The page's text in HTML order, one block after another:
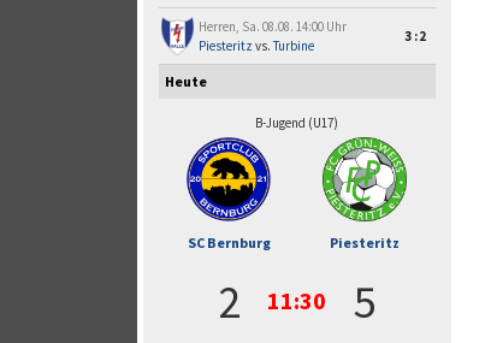
Herren, Sa. 08.08. 14:00 Uhr
Piesteritz vs.Turbine
3:2
Heute
B-Jugend (U17)
SC Bernburg Piesteritz
2 11:30 5